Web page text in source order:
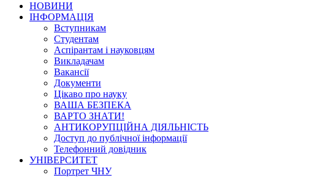
НОВИНИ
ІНФОРМАЦІЯ
Вступникам
Студентам
Аспірантам і науковцям
Викладачам
Вакансії
Документи
Цікаво про науку
ВАША БЕЗПЕКА
ВАРТО ЗНАТИ!
АНТИКОРУПЦІЙНА ДІЯЛЬНІСТЬ
Доступ до публічної інформації
Телефонний довідник
УНІВЕРСИТЕТ
Портрет ЧНУ